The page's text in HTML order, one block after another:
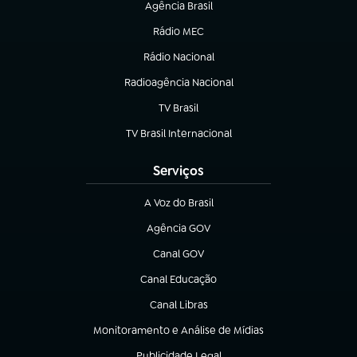
Agência Brasil
(abre em nova aba)
Rádio MEC
Rádio Nacional
(abre em nova aba)
Radioagência Nacional
(abre em nova aba)
TV Brasil
(abre em nova aba)
TV Brasil Internacional
(abre em nova aba)
Serviços
A Voz do Brasil
(abre em nova aba)
Agência GOV
(abre em nova aba)
Canal GOV
(abre em nova aba)
Canal Educação
(abre em nova aba)
Canal Libras
(abre em nova aba)
Monitoramento e Análise de Mídias
(abre em nova aba)